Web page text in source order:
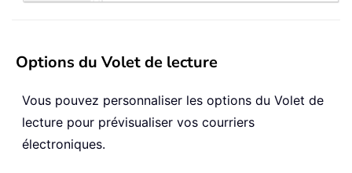
Options du Volet de lecture
Vous pouvez personnaliser les options du Volet de
lecture pour prévisualiser vos courriers
électroniques.